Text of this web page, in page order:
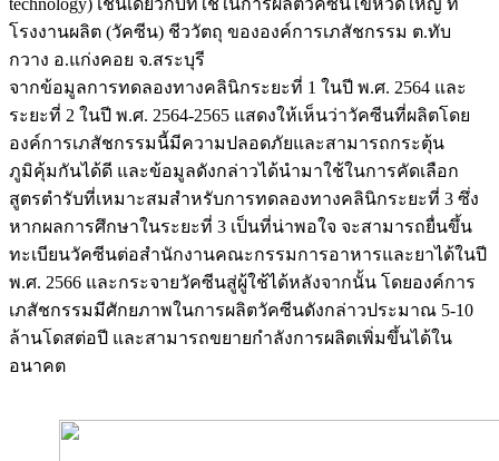
technology) เช่นเดียวกับที่ใช้ในการผลิตวัคซีนไข้หวัดใหญ่ ที่
โรงงานผลิต (วัคซีน) ชีววัตถุ ขององค์การเภสัชกรรม ต.ทับ
กวาง อ.แก่งคอย จ.สระบุรี
จากข้อมูลการทดลองทางคลินิกระยะที่ 1 ในปี พ.ศ. 2564 และ
ระยะที่ 2 ในปี พ.ศ. 2564-2565 แสดงให้เห็นว่าวัคซีนที่ผลิตโดย
องค์การเภสัชกรรมนี้มีความปลอดภัยและสามารถกระตุ้น
ภูมิคุ้มกันได้ดี และข้อมูลดังกล่าวได้นำมาใช้ในการคัดเลือก
สูตรตำรับที่เหมาะสมสำหรับการทดลองทางคลินิกระยะที่ 3 ซึ่ง
หากผลการศึกษาในระยะที่ 3 เป็นที่น่าพอใจ จะสามารถยื่นขึ้น
ทะเบียนวัคซีนต่อสำนักงานคณะกรรมการอาหารและยาได้ในปี
พ.ศ. 2566 และกระจายวัคซีนสู่ผู้ใช้ได้หลังจากนั้น โดยองค์การ
เภสัชกรรมมีศักยภาพในการผลิตวัคซีนดังกล่าวประมาณ 5-10
ล้านโดสต่อปี และสามารถขยายกำลังการผลิตเพิ่มขึ้นได้ใน
อนาคต